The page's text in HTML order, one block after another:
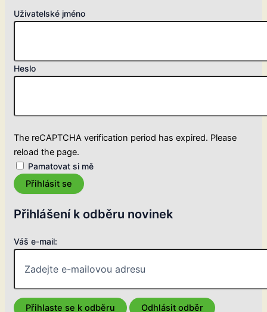
Uživatelské jméno
Heslo
The reCAPTCHA verification period has expired. Please
reload the page.
Pamatovat si mě
Přihlásit se
Přihlášení k odběru novinek
Váš e-mail: